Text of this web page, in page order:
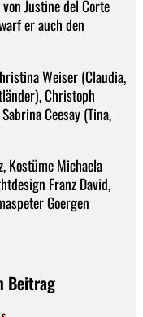
Justine del Corte
er auch den
Weiser (Claudia,
Christoph
Ceesay (Tina,
Kostüme Michaela
Franz David,
Goergen
Beitrag